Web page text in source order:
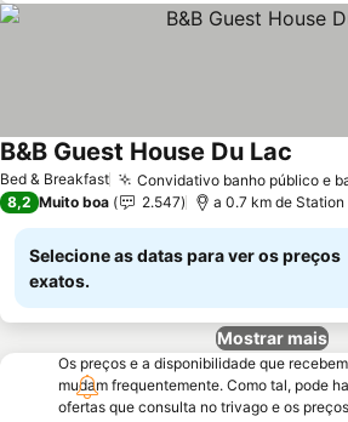
Bed & Breakfast Convidativo banho público e
B&B Guest House Du Lac
8,2 Muito boa 2.547 a 0.7 km de
Selecione as datas para ver os preços
exatos.
Mostrar mais
Os preços e a disponibilidade que
mudam frequentemente. Como tal, pode
ofertas que consulta no trivago e os